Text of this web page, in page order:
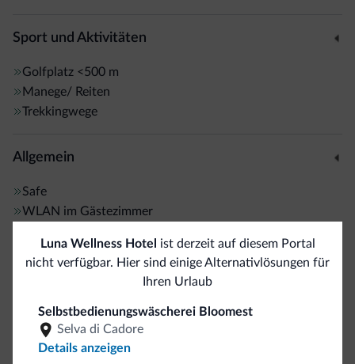
Sport und Aktivitäten
Golfplatz <500 m
Manege/ Reiten
Trekkingwege
Allgemein
Safe
WLAN im Gästezimmer
Business
Geschäfte
Luna Wellness Hotel
ist derzeit auf diesem Portal
nicht verfügbar. Hier sind einige Alternativlösungen für
Ihren Urlaub
Selbstbedienungswäscherei Bloomest
Selva di Cadore
Details anzeigen